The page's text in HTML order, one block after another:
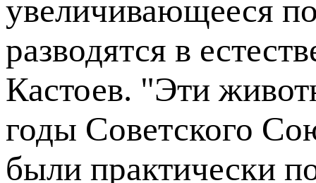
увеличивающееся
разводятся в
Кастоев. "Эти
годы Советского
были практически